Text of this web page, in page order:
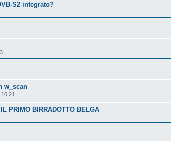
S2 integrato?
w_scan
PRIMO BIRRADOTTO BELGA